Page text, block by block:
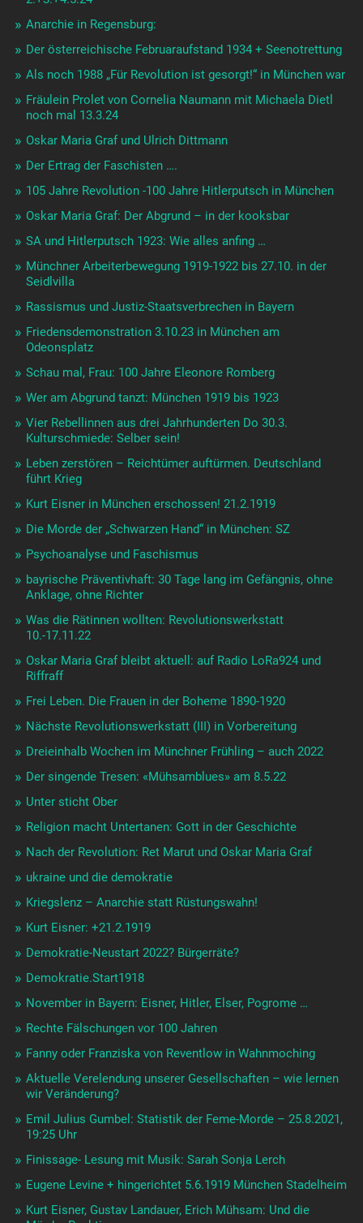
Anarchie in Regensburg:
Der österreichische Februaraufstand 1934 + Seenotrettung
Als noch 1988 „Für Revolution ist gesorgt!“ in München war
Fräulein Prolet von Cornelia Naumann mit Michaela Dietl
noch mal 13.3.24
Oskar Maria Graf und Ulrich Dittmann
Der Ertrag der Faschisten ….
105 Jahre Revolution -100 Jahre Hitlerputsch in München
Oskar Maria Graf: Der Abgrund – in der kooksbar
SA und Hitlerputsch 1923: Wie alles anfing …
Münchner Arbeiterbewegung 1919-1922 bis 27.10. in der
Seidlvilla
Rassismus und Justiz-Staatsverbrechen in Bayern
Friedensdemonstration 3.10.23 in München am
Odeonsplatz
Schau mal, Frau: 100 Jahre Eleonore Romberg
Wer am Abgrund tanzt: München 1919 bis 1923
Vier Rebellinnen aus drei Jahrhunderten Do 30.3.
Kulturschmiede: Selber sein!
Leben zerstören – Reichtümer auftürmen. Deutschland
führt Krieg
Kurt Eisner in München erschossen! 21.2.1919
Die Morde der „Schwarzen Hand“ in München: SZ
Psychoanalyse und Faschismus
bayrische Präventivhaft: 30 Tage lang im Gefängnis, ohne
Anklage, ohne Richter
Was die Rätinnen wollten: Revolutionswerkstatt
10.-17.11.22
Oskar Maria Graf bleibt aktuell: auf Radio LoRa924 und
Riffraff
Frei Leben. Die Frauen in der Boheme 1890-1920
Nächste Revolutionswerkstatt (III) in Vorbereitung
Dreieinhalb Wochen im Münchner Frühling – auch 2022
Der singende Tresen: «Mühsamblues» am 8.5.22
Unter sticht Ober
Religion macht Untertanen: Gott in der Geschichte
Nach der Revolution: Ret Marut und Oskar Maria Graf
ukraine und die demokratie
Kriegslenz – Anarchie statt Rüstungswahn!
Kurt Eisner: +21.2.1919
Demokratie-Neustart 2022? Bürgerräte?
Demokratie.Start1918
November in Bayern: Eisner, Hitler, Elser, Pogrome …
Rechte Fälschungen vor 100 Jahren
Fanny oder Franziska von Reventlow in Wahnmoching
Aktuelle Verelendung unserer Gesellschaften – wie lernen
wir Veränderung?
Emil Julius Gumbel: Statistik der Feme-Morde – 25.8.2021,
19:25 Uhr
Finissage- Lesung mit Musik: Sarah Sonja Lerch
Eugene Levine + hingerichtet 5.6.1919 München Stadelheim
Kurt Eisner, Gustav Landauer, Erich Mühsam: Und die